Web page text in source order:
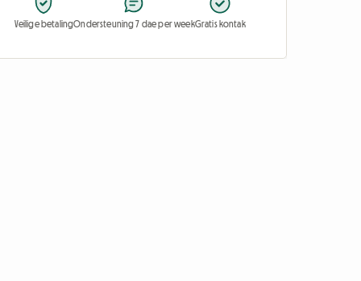
Veilige betalingOndersteuning 7 dae per weekGratis kontak